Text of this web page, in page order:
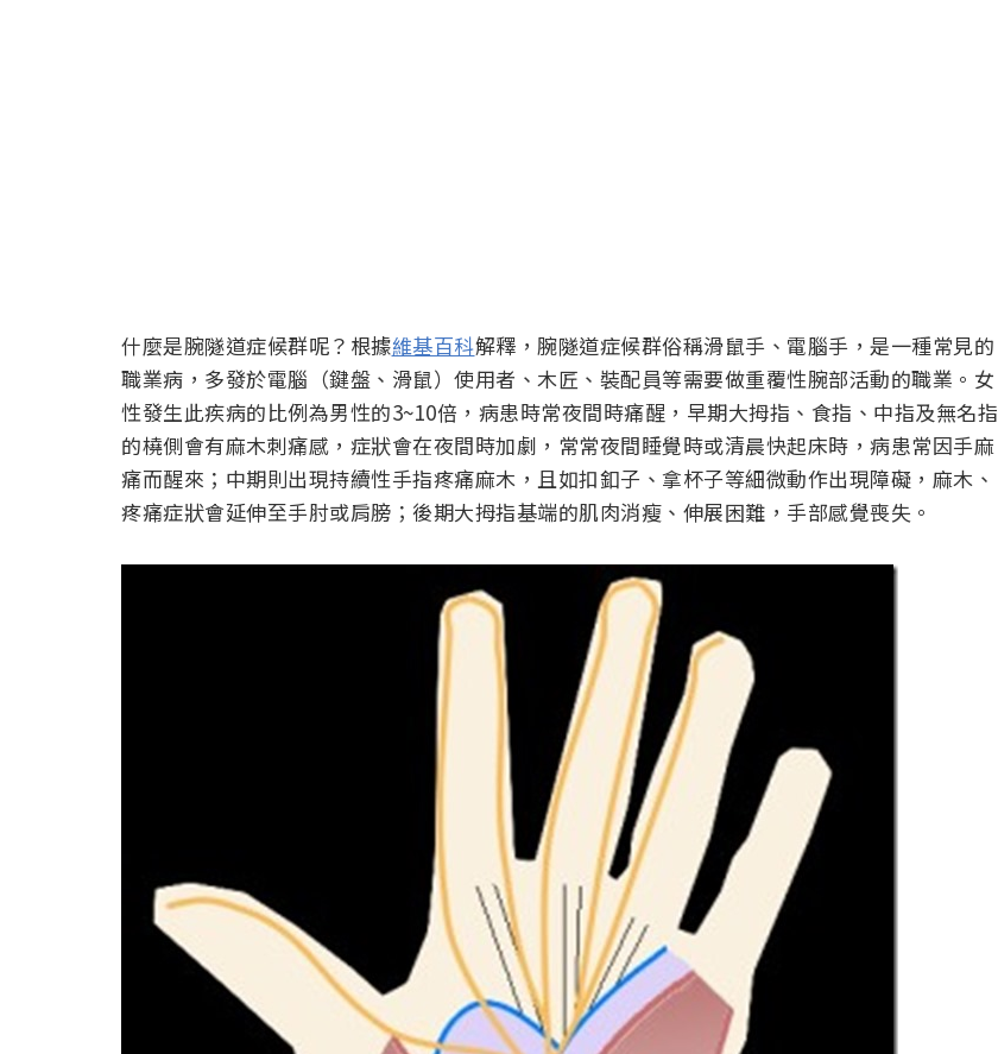
什麼是腕隧道症候群呢？根據維基百科解釋，腕隧道症候群俗稱滑鼠手、電腦手，是一種常見的
職業病，多發於電腦（鍵盤、滑鼠）使用者、木匠、裝配員等需要做重覆性腕部活動的職業。女
性發生此疾病的比例為男性的3~10倍，病患時常夜間時痛醒，早期大拇指、食指、中指及無名指
的橈側會有麻木刺痛感，症狀會在夜間時加劇，常常夜間睡覺時或清晨快起床時，病患常因手麻
痛而醒來；中期則出現持續性手指疼痛麻木，且如扣釦子、拿杯子等細微動作出現障礙，麻木、
疼痛症狀會延伸至手肘或肩膀；後期大拇指基端的肌肉消瘦、伸展困難，手部感覺喪失。